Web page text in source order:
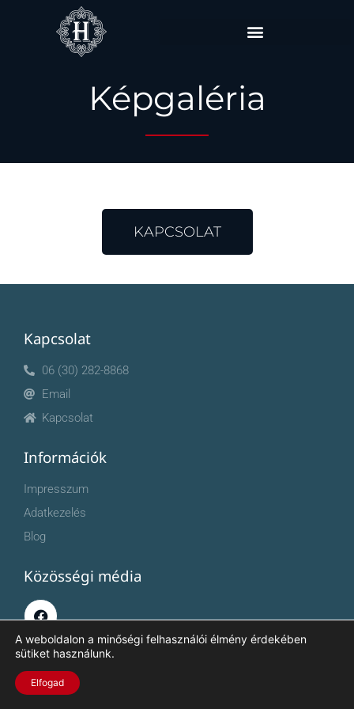
Képgaléria
KAPCSOLAT
Kapcsolat
06 (30) 282-8868
Email
Kapcsolat
Információk
Impresszum
Adatkezelés
Blog
Közösségi média
Havanna Senior © 2026 - Minden jog fenntartva.
A weboldalon a minőségi felhasználói élmény érdekében
sütiket használunk.
Elfogad